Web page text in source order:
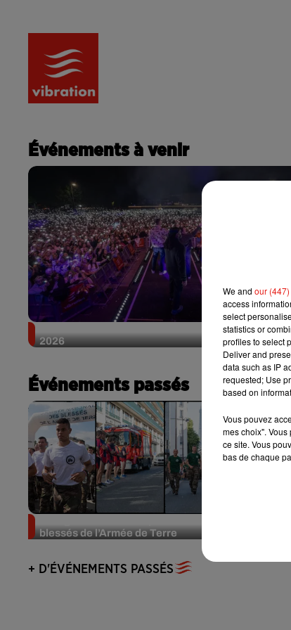
Événements à venir
Le Tour Vibration annonce 3 dates en septembre
2026
Événements passés
blessés de l’Armée de Terre
+ D'ÉVÉNEMENTS PASSÉS
We and our
access
select
statistics or
profiles to select
Deliver and
data such as IP
requested; Use
based on
Vous pouvez
mes choix".
ce site. Vous
bas de chaque